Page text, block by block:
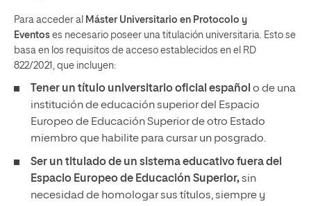
Para acceder al Máster Universitario en Protocolo y
Eventos es necesario poseer una titulación universitaria. Esto se
basa en los requisitos de acceso establecidos en el RD
822/2021, que incluyen:
Tener un título universitario oficial español o de una
institución de educación superior del Espacio
Europeo de Educación Superior de otro Estado
miembro que habilite para cursar un posgrado.
Ser un titulado de un sistema educativo fuera del
Espacio Europeo de Educación Superior,sin
necesidad de homologar sus títulos, siempre y